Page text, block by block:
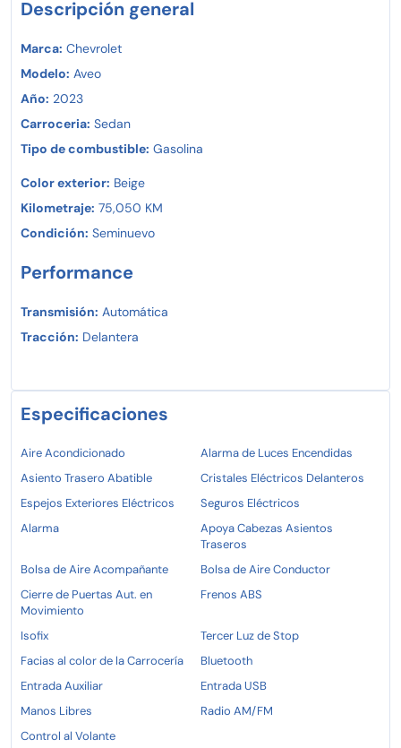
Descripción general
Marca: Chevrolet
Modelo: Aveo
Año: 2023
Carroceria: Sedan
Tipo de combustible: Gasolina
Color exterior: Beige
Kilometraje: 75,050 KM
Condición: Seminuevo
Performance
Transmisión: Automática
Tracción: Delantera
Especificaciones
Aire Acondicionado
Alarma de Luces Encendidas
Asiento Trasero Abatible
Cristales Eléctricos Delanteros
Espejos Exteriores Eléctricos
Seguros Eléctricos
Alarma
Apoya Cabezas Asientos
Traseros
Bolsa de Aire Acompañante
Bolsa de Aire Conductor
Cierre de Puertas Aut. en
Movimiento
Frenos ABS
Isofix
Tercer Luz de Stop
Facias al color de la Carrocería
Bluetooth
Entrada Auxiliar
Entrada USB
Manos Libres
Radio AM/FM
Control al Volante